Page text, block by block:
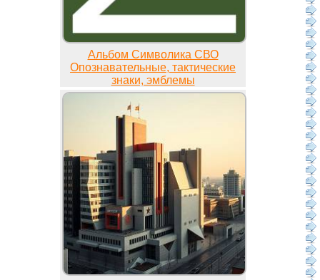
Альбом Символика СВО
Опознавательные, тактические
знаки, эмблемы